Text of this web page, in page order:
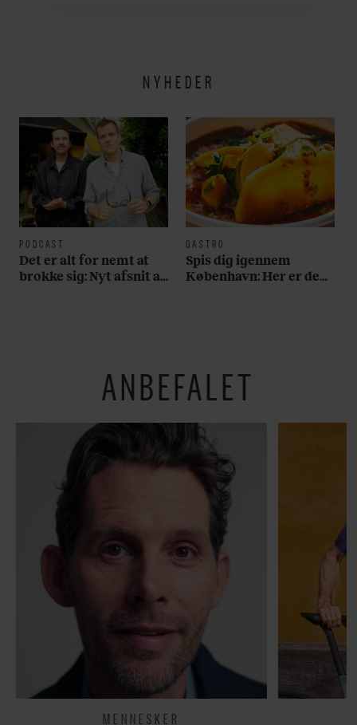
NYHEDER
PODCAST
Det er alt for nemt at
brokke sig: Nyt afsnit af
GASTRO
Spis dig igennem
København: Her er de
ANBEFALET
MENNESKER